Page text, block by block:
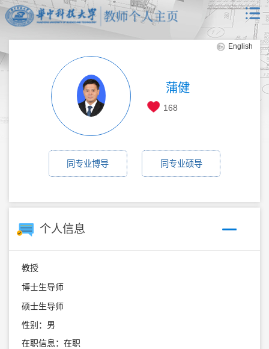
English
蒲健
168
同专业博导 同专业硕导
个人信息
教授
博士生导师
硕士生导师
性别：男
在职信息：在职